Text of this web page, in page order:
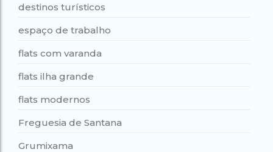
destinos turísticos
espaço de trabalho
flats com varanda
flats ilha grande
flats modernos
Freguesia de Santana
Grumixama